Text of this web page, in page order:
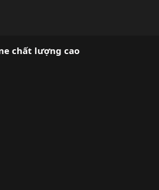
chất lượng cao